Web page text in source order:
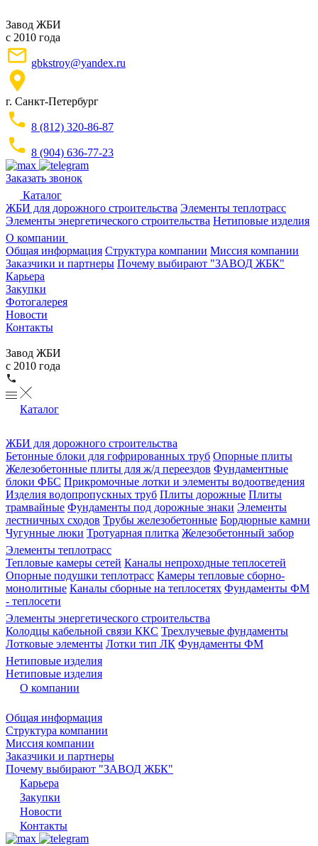
Завод ЖБИ
с 2010 года
gbkstroy@yandex.ru
г. Санкт-Петербург
8 (812) 320-86-87
8 (904) 636-77-23
Заказать звонок
Каталог
ЖБИ для дорожного строительства Элементы теплотрасс
Элементы энергетического строительства Нетиповые изделия
О компании
Общая информация Структура компании Миссия компании
Заказчики и партнеры Почему выбирают "ЗАВОД ЖБК"
Карьера
Закупки
Фотогалерея
Новости
Контакты
Завод ЖБИ
с 2010 года
Каталог
ЖБИ для дорожного строительства
Бетонные блоки для гофрированных труб Опорные плиты
Железобетонные плиты для ж/д переездов Фундаментные
блоки ФБС Прикромочные лотки и элементы водоотведения
Изделия водопропускных труб Плиты дорожные Плиты
трамвайные Фундаменты под дорожные знаки Элементы
лестничных сходов Трубы железобетонные Бордюрные камни
Чугунные люки Тротуарная плитка Железобетонный забор
Элементы теплотрасс
Тепловые камеры сетей Каналы непроходные теплосетей
Опорные подушки теплотрасс Камеры тепловые сборно-
монолитные Каналы сборные на теплосетях Фундаменты ФМ
- теплосети
Элементы энергетического строительства
Колодцы кабельной связи ККС Трехлучевые фундаменты
Лотковые элементы Лотки тип ЛК Фундаменты ФМ
Нетиповые изделия
Нетиповые изделия
О компании
Общая информация
Структура компании
Миссия компании
Заказчики и партнеры
Почему выбирают "ЗАВОД ЖБК"
Карьера
Закупки
Новости
Контакты